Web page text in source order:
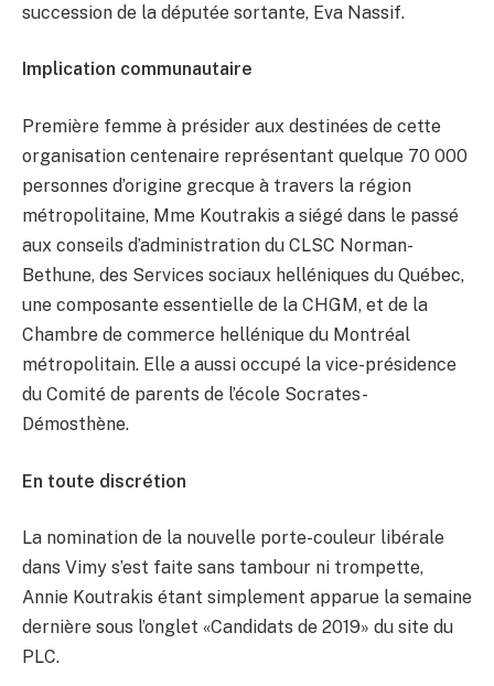
succession de la députée sortante, Eva Nassif.
Implication communautaire
Première femme à présider aux destinées de cette
organisation centenaire représentant quelque 70 000
personnes d’origine grecque à travers la région
métropolitaine, Mme Koutrakis a siégé dans le passé
aux conseils d’administration du CLSC Norman-
Bethune, des Services sociaux helléniques du Québec,
une composante essentielle de la CHGM, et de la
Chambre de commerce hellénique du Montréal
métropolitain. Elle a aussi occupé la vice-présidence
du Comité de parents de l’école Socrates-
Démosthène.
En toute discrétion
La nomination de la nouvelle porte-couleur libérale
dans Vimy s’est faite sans tambour ni trompette,
Annie Koutrakis étant simplement apparue la semaine
dernière sous l’onglet «Candidats de 2019» du site du
PLC.